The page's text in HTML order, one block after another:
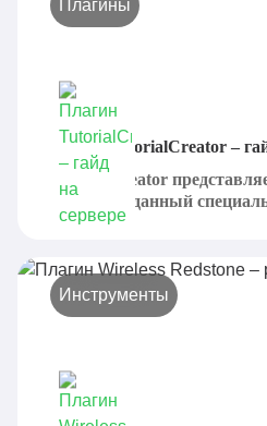
Плагины
Плагин TutorialCreator –
Tutorial Creator
плагин, созданный
Инструменты